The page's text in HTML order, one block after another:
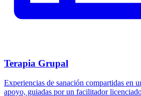
Terapia Grupal
Experiencias de sanación compartidas en
apoyo, guiadas por un facilitador